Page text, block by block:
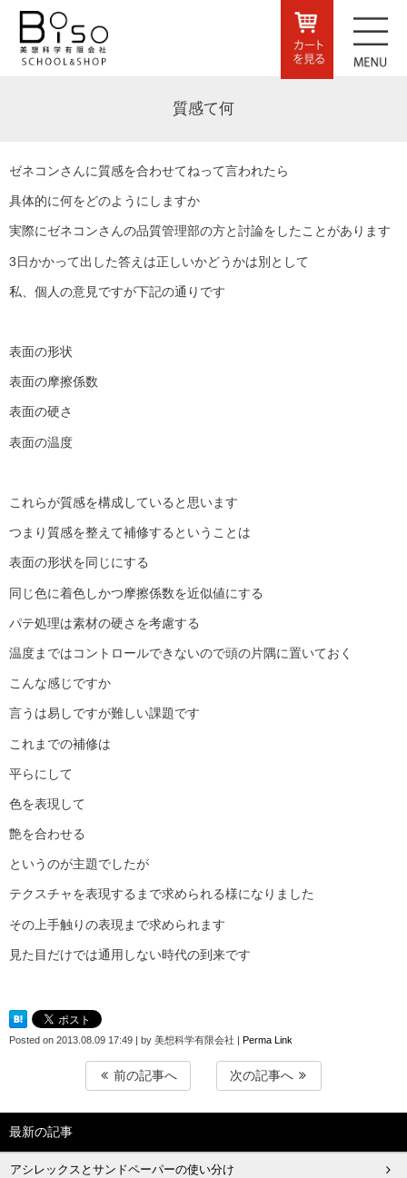
質感て何
ゼネコンさんに質感を合わせてねって言われたら
具体的に何をどのようにしますか
実際にゼネコンさんの品質管理部の方と討論をしたことがあります
3日かかって出した答えは正しいかどうかは別として
私、個人の意見ですが下記の通りです
表面の形状
表面の摩擦係数
表面の硬さ
表面の温度
これらが質感を構成していると思います
つまり質感を整えて補修するということは
表面の形状を同じにする
同じ色に着色しかつ摩擦係数を近似値にする
パテ処理は素材の硬さを考慮する
温度まではコントロールできないので頭の片隅に置いておく
こんな感じですか
言うは易しですが難しい課題です
これまでの補修は
平らにして
色を表現して
艶を合わせる
というのが主題でしたが
テクスチャを表現するまで求められる様になりました
その上手触りの表現まで求められます
見た目だけでは通用しない時代の到来です
Posted on 2013.08.09 17:49 | by 美想科学有限会社 | Perma Link
前の記事へ 次の記事へ
最新の記事
アシレックスとサンドペーパーの使い分け